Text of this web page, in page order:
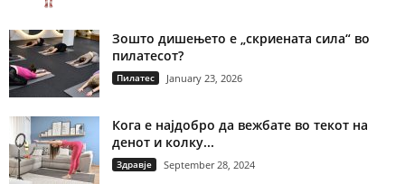
Зошто дишењето е „скриената сила“ во
пилатесот?
Пилатес January 23, 2026
Кога е најдобро да вежбате во текот на
денот и колку...
Здравје September 28, 2024